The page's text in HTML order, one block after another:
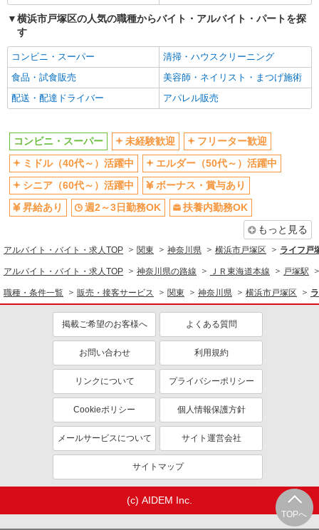
コンビニ・スーパー
同じ特徴から求人を探す
未経験歓迎
ミドル（40代～）活躍中
扶養内勤務OK
交通費支給
社会保険あり
横浜市戸塚区の人気の職種からバイト・アルバイト・パートを探
す
コンビニ・スーパー
清掃・ハウスクリーニング
食品・試食販売
美容師・ネイリスト・まつげ施術
配送・配達ドライバー
アパレル販売
TOPへ
コンビニ・スーパー 未経験歓迎
フリーター歓迎
ミドル（40代～）活躍中
エルダー（50代～）活躍中
シニア（60代～）活躍中
ボーナス・賞与あり
昇給あり
週2～3日勤務OK
扶養内勤務OK
もっと見る
アルバイト・バイト・求人TOP 関東 神奈川県 横浜市戸塚区 ライフ戸
アルバイト・バイト・求人TOP 神奈川県の路線 ＪＲ東海道本線 戸塚駅
職種・条件一覧 販売・接客サービス 関東 神奈川県 横浜市戸塚区
掲載ご希望のお客様へ よくある質問
お問い合わせ 利用規約
リンクについて プライバシーポリシー
Cookieポリシー 個人情報保護方針
メールサービスについて サイト運営会社
サイトマップ
(c) AIDEM Inc.